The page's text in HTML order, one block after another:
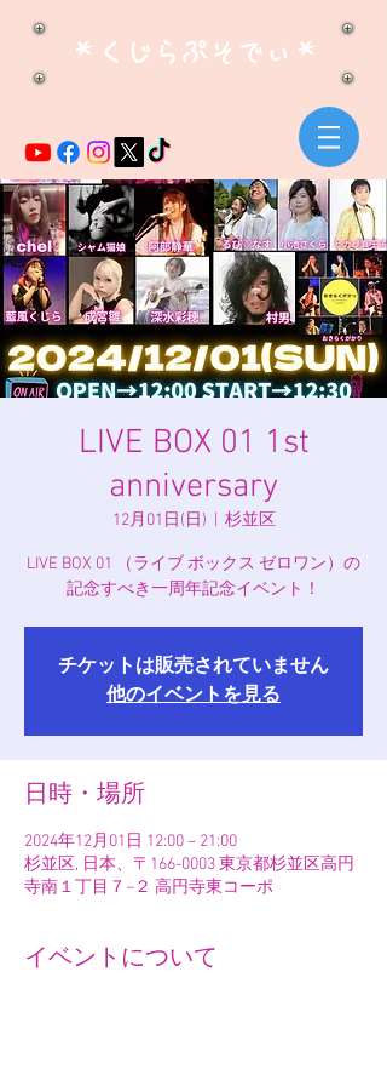
​＊くじらぷそでぃ＊
LIVE BOX 01 1st
anniversary
12月01日(日) 杉並区
LIVE BOX 01 （ライブ ボックス ゼロワン）の
記念すべき一周年記念イベント！
チケットは販売されていません
他のイベントを見る
日時・場所
2024年12月01日 12:00 – 21:00
杉並区, 日本、〒166-0003 東京都杉並区高円
寺南１丁目７−２ 高円寺東コーポ
イベントについて